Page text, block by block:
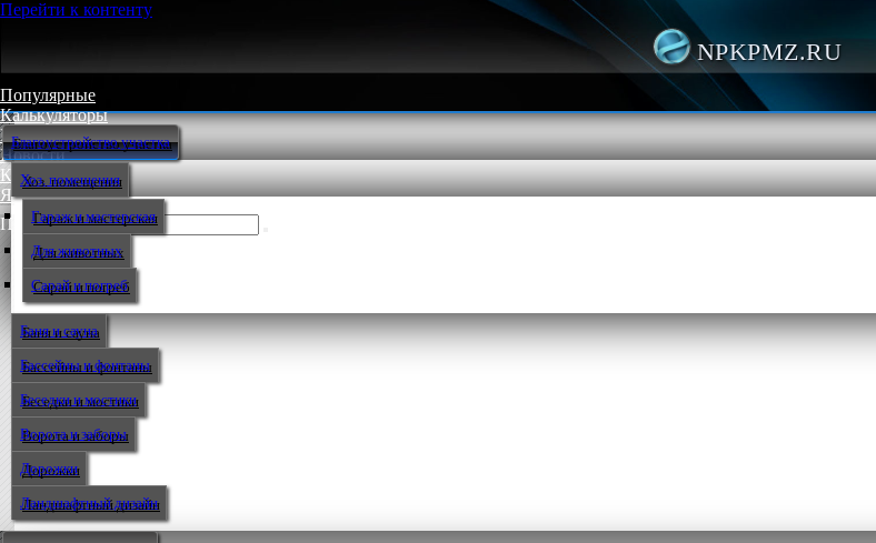
Перейти к контенту
NPKPMZ.RU
Популярные
Калькуляторы
Мастер-классы
Новости
Контакт
Языки
Поиск:
Благоустройство участка
Хоз. помещения
Гараж и мастерская
Для животных
Сарай и погреб
Баня и сауна
Бассейны и фонтаны
Беседки и мостики
Ворота и заборы
Дорожки
Ландшафтный дизайн